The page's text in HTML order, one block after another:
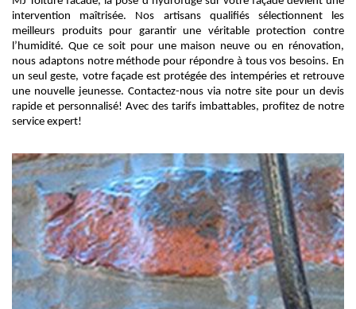
intervention maîtrisée. Nos artisans qualifiés sélectionnent les
meilleurs produits pour garantir une véritable protection contre
l’humidité. Que ce soit pour une maison neuve ou en rénovation,
nous adaptons notre méthode pour répondre à tous vos besoins. En
un seul geste, votre façade est protégée des intempéries et retrouve
une nouvelle jeunesse. Contactez-nous via notre site pour un devis
rapide et personnalisé! Avec des tarifs imbattables, profitez de notre
service expert!